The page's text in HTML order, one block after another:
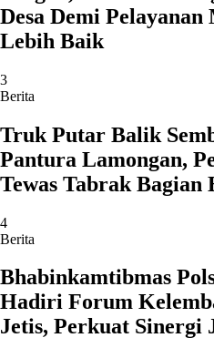
Desa Demi
Lebih Baik
3
Berita
Truk Putar Balik
Pantura Lamongan,
Tewas Tabrak Bagian
4
Berita
Bhabinkamtibmas
Hadiri Forum
Jetis, Perkuat Sinergi